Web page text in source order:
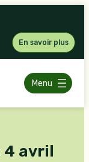
En savoir plus
Menu
4 avril